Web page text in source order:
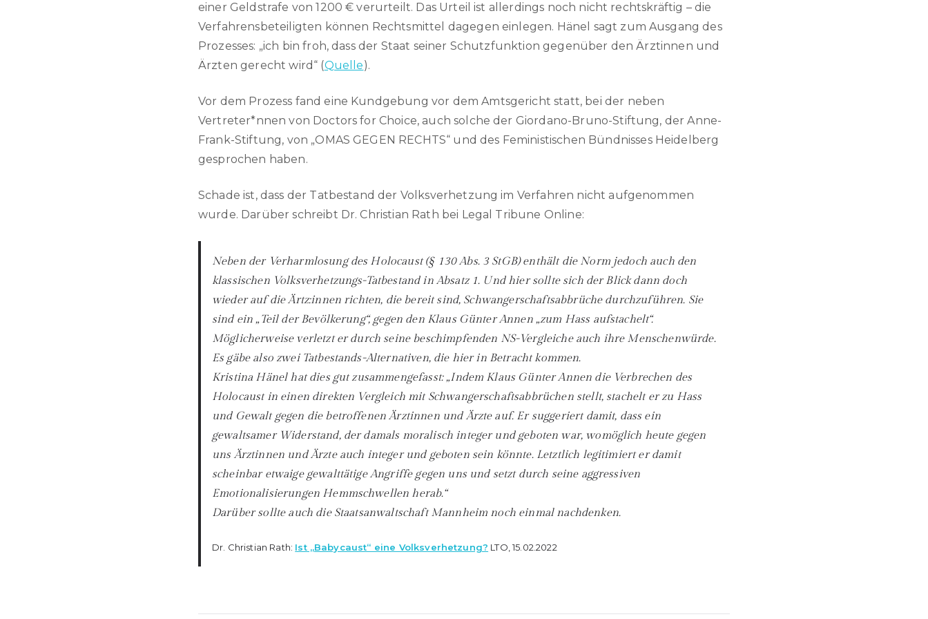
einer Geldstrafe von 1200 € verurteilt. Das Urteil ist allerdings noch nicht rechtskräftig – die
Verfahrensbeteiligten können Rechtsmittel dagegen einlegen. Hänel sagt zum Ausgang des
Prozesses: „ich bin froh, dass der Staat seiner Schutzfunktion gegenüber den Ärztinnen und
Ärzten gerecht wird“ (Quelle).
Vor dem Prozess fand eine Kundgebung vor dem Amtsgericht statt, bei der neben
Vertreter*nnen von Doctors for Choice, auch solche der Giordano-Bruno-Stiftung, der Anne-
Frank-Stiftung, von „OMAS GEGEN RECHTS“ und des Feministischen Bündnisses Heidelberg
gesprochen haben.
Schade ist, dass der Tatbestand der Volksverhetzung im Verfahren nicht aufgenommen
wurde. Darüber schreibt Dr. Christian Rath bei Legal Tribune Online:
Neben der Verharmlosung des Holocaust (§ 130 Abs. 3 StGB) enthält die Norm jedoch auch den
klassischen Volksverhetzungs-Tatbestand in Absatz 1. Und hier sollte sich der Blick dann doch
wieder auf die Ärtz:innen richten, die bereit sind, Schwangerschaftsabbrüche durchzuführen. Sie
sind ein „Teil der Bevölkerung“, gegen den Klaus Günter Annen „zum Hass aufstachelt“.
Möglicherweise verletzt er durch seine beschimpfenden NS-Vergleiche auch ihre Menschenwürde.
Es gäbe also zwei Tatbestands-Alternativen, die hier in Betracht kommen.
Kristina Hänel hat dies gut zusammengefasst: „Indem Klaus Günter Annen die Verbrechen des
Holocaust in einen direkten Vergleich mit Schwangerschaftsabbrüchen stellt, stachelt er zu Hass
und Gewalt gegen die betroffenen Ärztinnen und Ärzte auf. Er suggeriert damit, dass ein
gewaltsamer Widerstand, der damals moralisch integer und geboten war, womöglich heute gegen
uns Ärztinnen und Ärzte auch integer und geboten sein könnte. Letztlich legitimiert er damit
scheinbar etwaige gewalttätige Angriffe gegen uns und setzt durch seine aggressiven
Emotionalisierungen Hemmschwellen herab.“
Darüber sollte auch die Staatsanwaltschaft Mannheim noch einmal nachdenken.
Dr. Christian Rath: Ist „Baby­caust“ eine Volks­ver­het­zung? LTO, 15.02.2022